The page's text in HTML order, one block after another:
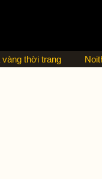
thời trang